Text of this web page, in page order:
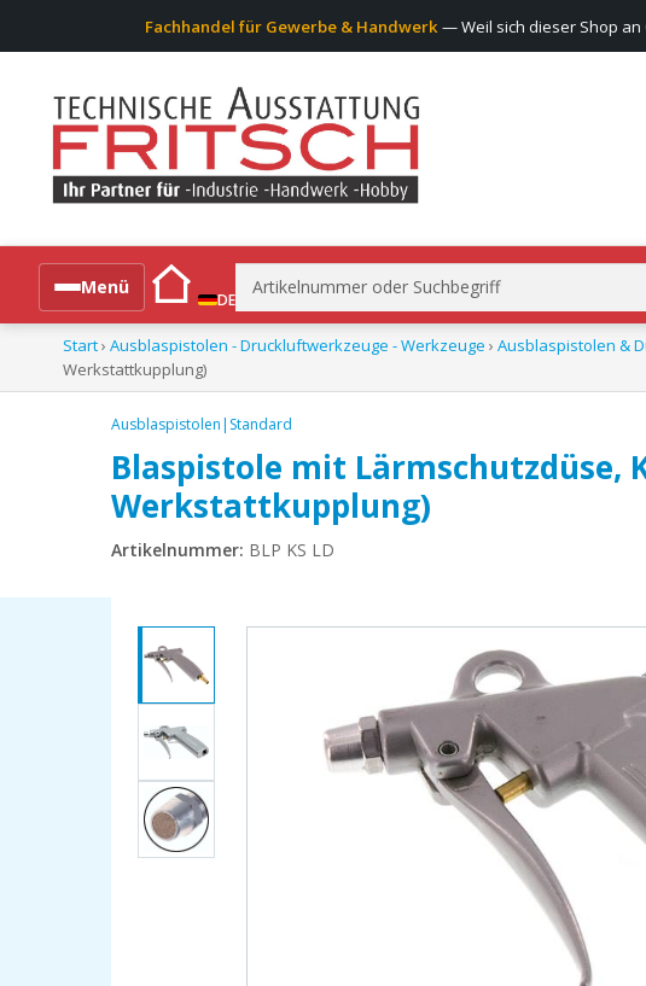
Fachhandel für Gewerbe & Handwerk — Weil sich dieser Shop an
Menü
DE
Suchen
nach:
Alle Produkte
Start› Ausblaspistolen - Druckluftwerkzeuge - Werkzeuge › Ausblaspistolen &
Werkstattkupplung)
Ausblaspistolen|Standard
Blaspistole mit Lärmschutzdüse,
Werkstattkupplung)
Artikelnummer: BLP KS LD